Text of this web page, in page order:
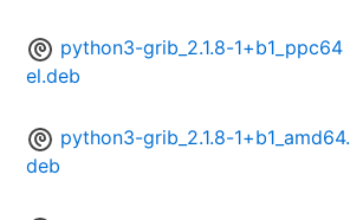
python3-grib_2.1.8-1+b1_ppc64
el.deb
python3-grib_2.1.8-1+b1_amd64.
deb